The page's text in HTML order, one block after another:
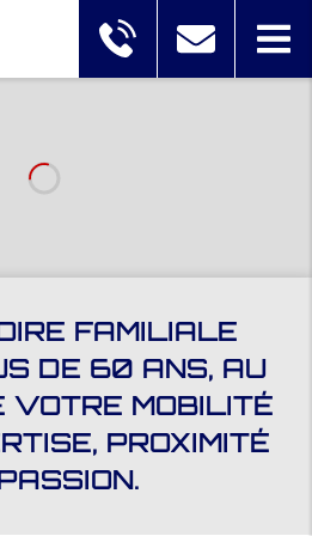
FAMILIALE
DE 60 ANS, AU
VOTRE MOBILITÉ
PROXIMITÉ